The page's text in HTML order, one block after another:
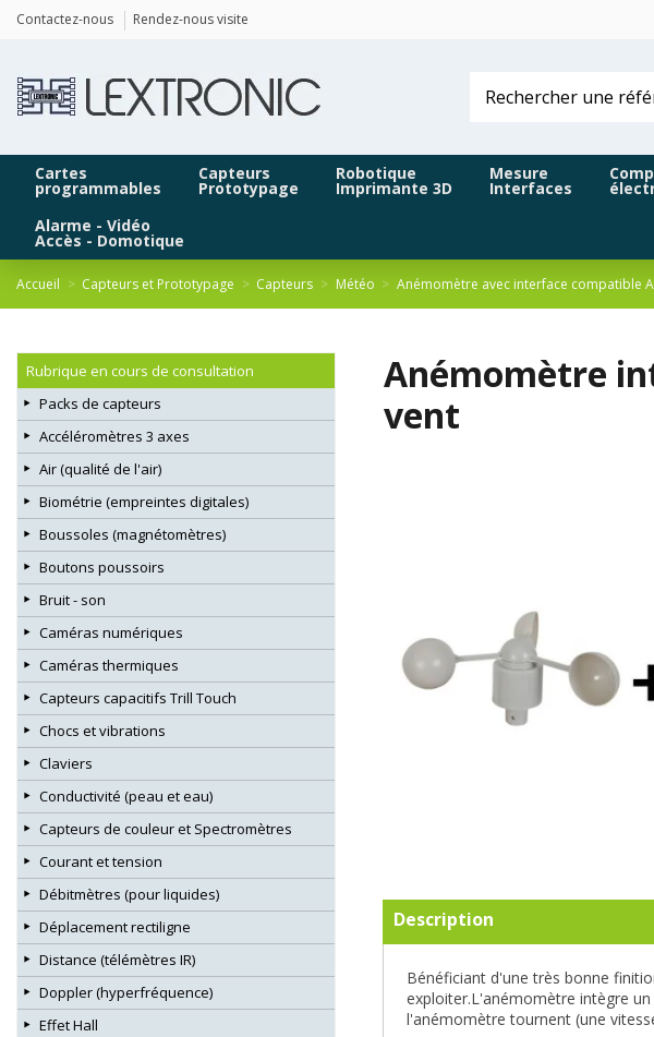
Contactez-nous Rendez-nous visite
Cartes
programmables
Capteurs
Prototypage
Robotique
Imprimante 3D
Mesure
Interfaces
Alarme - Vidéo
Accès - Domotique
Accueil Capteurs et Prototypage Capteurs Météo Anémomètre avec interface compatible
Anémomètre
vent
Description
Bénéficiant d'une très bonne
exploiter.L'anémomètre intègre
l'anémomètre tournent (une
Rubrique en cours de consultation
Packs de capteurs
Accéléromètres 3 axes
Air (qualité de l'air)
Biométrie (empreintes digitales)
Boussoles (magnétomètres)
Boutons poussoirs
Bruit - son
Caméras numériques
Caméras thermiques
Capteurs capacitifs Trill Touch
Chocs et vibrations
Claviers
Conductivité (peau et eau)
Capteurs de couleur et Spectromètres
Courant et tension
Débitmètres (pour liquides)
Déplacement rectiligne
Distance (télémètres IR)
Doppler (hyperfréquence)
Effet Hall
Panneau de gestion des cookies